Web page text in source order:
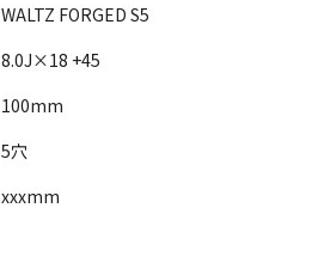
WALTZ FORGED S5
8.0J×18 +45
100mm
5穴
xxxmm